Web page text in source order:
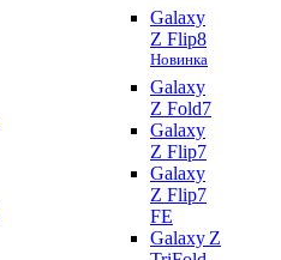
Galaxy
Z Flip8
Новинка
Galaxy
Z Fold7
Galaxy
Z Flip7
Galaxy
Z Flip7
FE
Galaxy Z